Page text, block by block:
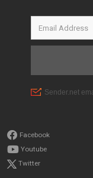
Facebook
Youtube
Twitter